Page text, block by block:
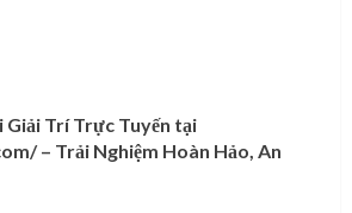
Giải Trí Trực Tuyến tại
– Trải Nghiệm Hoàn Hảo, An